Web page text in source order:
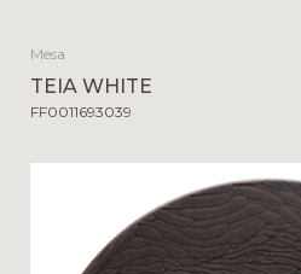
Mesa
TEIA WHITE
FF0011693039